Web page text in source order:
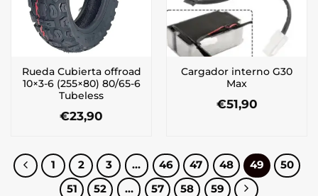
Rueda Cubierta offroad
10×3-6 (255×80) 80/65-6
Tubeless
€23,90
Cargador interno G30
Max
€51,90
1 2 3 … 46 47 48 49
50
51
52 … 57 58 59